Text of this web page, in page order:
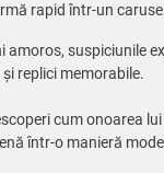
rapid într-un
amoros, suspiciunile
replici memorabile.
cum onoarea
într-o manieră